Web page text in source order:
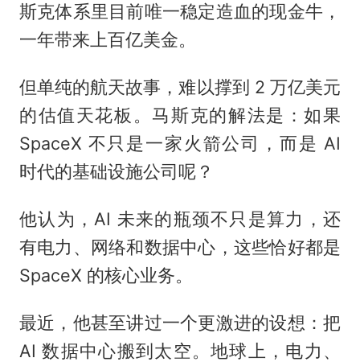
斯克体系里目前唯一稳定造血的现金牛，
一年带来上百亿美金。
但单纯的航天故事，难以撑到 2 万亿美元
的估值天花板。马斯克的解法是：如果
SpaceX 不只是一家火箭公司，而是 AI
时代的基础设施公司呢？
他认为，AI 未来的瓶颈不只是算力，还
有电力、网络和数据中心，这些恰好都是
SpaceX 的核心业务。
最近，他甚至讲过一个更激进的设想：把
AI 数据中心搬到太空。地球上，电力、